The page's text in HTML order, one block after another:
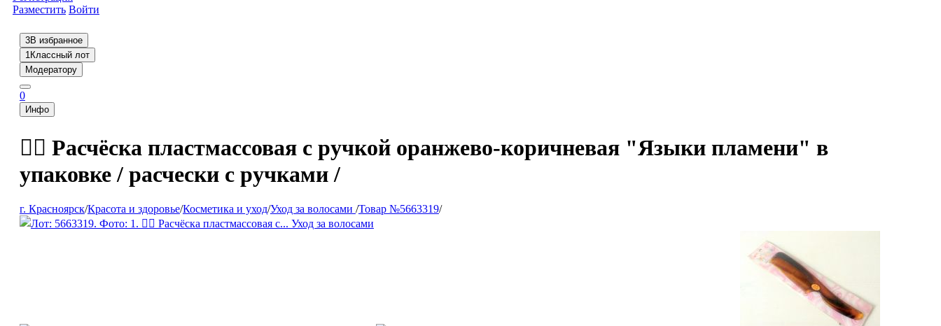
Разместить Войти
3В избранное
1Классный лот
Модератору
0
Инфо
💇‍♀️ Расчёска пластмассовая с ручкой оранжево-коричневая "Языки пламени" в
упаковке / расчески с ручками /
г. Красноярск/Красота и здоровье/Косметика и уход/Уход за волосами /Товар №5663319/